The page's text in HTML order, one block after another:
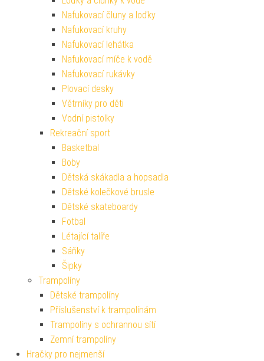
Nafukovací čluny a loďky
Nafukovací kruhy
Nafukovací lehátka
Nafukovací míče k vodě
Nafukovací rukávky
Plovací desky
Větrníky pro děti
Vodní pistolky
Rekreační sport
Basketbal
Boby
Dětská skákadla a hopsadla
Dětské kolečkové brusle
Dětské skateboardy
Fotbal
Létající talíře
Sáňky
Šipky
Trampolíny
Dětské trampolíny
Příslušenství k trampolínám
Trampolíny s ochrannou sítí
Zemní trampolíny
Hračky pro nejmenší